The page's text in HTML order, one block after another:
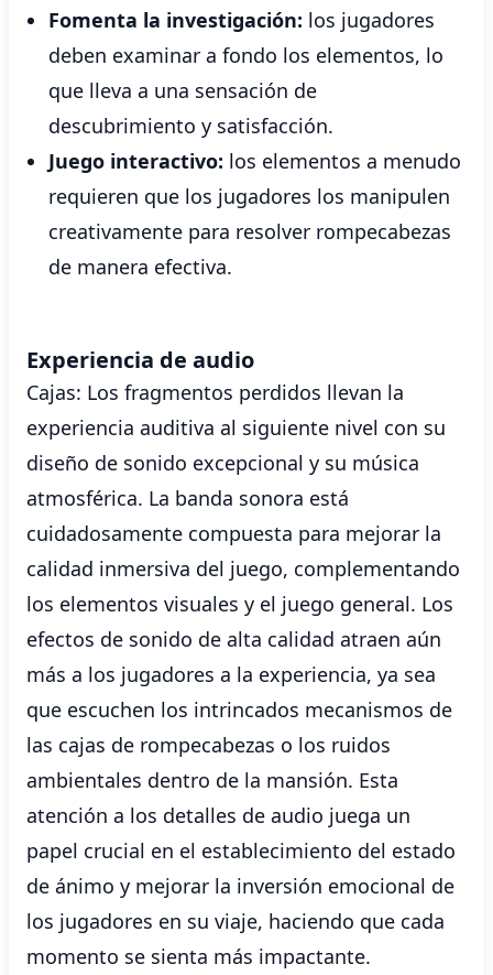
Fomenta la investigación: los jugadores
deben examinar a fondo los elementos, lo
que lleva a una sensación de
descubrimiento y satisfacción.
Juego interactivo: los elementos a menudo
requieren que los jugadores los manipulen
creativamente para resolver rompecabezas
de manera efectiva.
Experiencia de audio
Cajas: Los fragmentos perdidos llevan la
experiencia auditiva al siguiente nivel con su
diseño de sonido excepcional y su música
atmosférica. La banda sonora está
cuidadosamente compuesta para mejorar la
calidad inmersiva del juego, complementando
los elementos visuales y el juego general. Los
efectos de sonido de alta calidad atraen aún
más a los jugadores a la experiencia, ya sea
que escuchen los intrincados mecanismos de
las cajas de rompecabezas o los ruidos
ambientales dentro de la mansión. Esta
atención a los detalles de audio juega un
papel crucial en el establecimiento del estado
de ánimo y mejorar la inversión emocional de
los jugadores en su viaje, haciendo que cada
momento se sienta más impactante.